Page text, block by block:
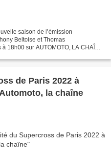
saison de l’émission
Beltoise et Thomas
18h00 sur AUTOMOTO, LA CHAÎNE
de Paris 2022 à
la chaîne